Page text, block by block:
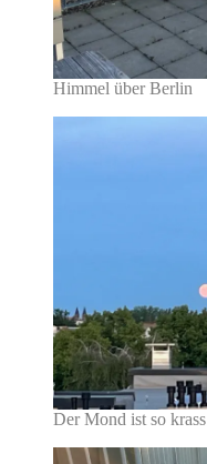
Himmel über Berlin
Der Mond ist so krass